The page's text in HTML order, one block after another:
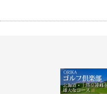
の